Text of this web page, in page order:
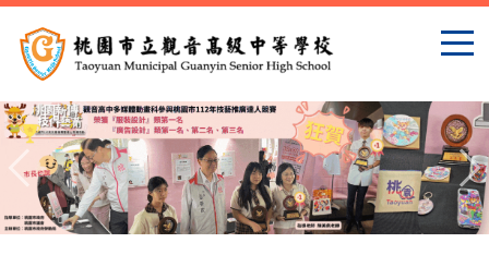
到
主
內
容
區